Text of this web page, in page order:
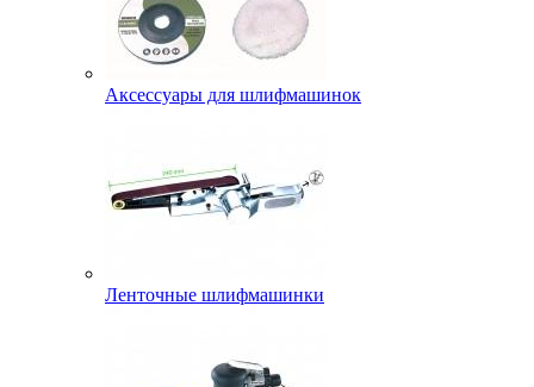
Аксессуары для шлифмашинок
Ленточные шлифмашинки